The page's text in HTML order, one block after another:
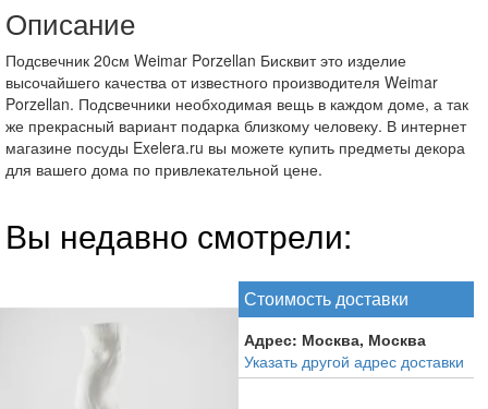
Описание
Подсвечник 20см Weimar Porzellan Бисквит это изделие
высочайшего качества от известного производителя Weimar
Porzellan. Подсвечники необходимая вещь в каждом доме, а так
же прекрасный вариант подарка близкому человеку. В интернет
магазине посуды Exelera.ru вы можете купить предметы декора
для вашего дома по привлекательной цене.
Вы недавно смотрели:
Стоимость доставки
Адрес: Москва, Москва
Указать другой адрес доставки